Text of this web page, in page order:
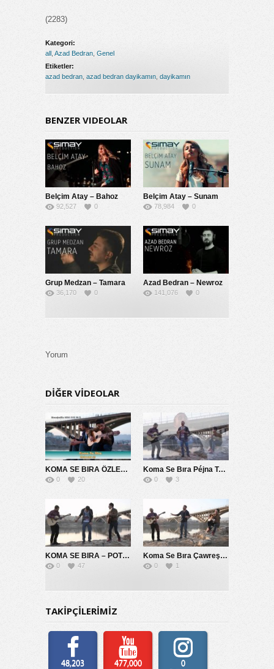
(2283)
Kategori:
all Azad Bedran Genel
Etiketler:
azad bedran azad bedran dayikamın dayikamın
BENZER VIDEOLAR
Belçim Atay – Bahoz
92,527 0
Belçim Atay – Sunam
78,984 0
Grup Medzan – Tamara
36,170 0
Azad Bedran – Newroz
141,076 0
Yorum
DIĞER VIDEOLAR
KOMA SE BIRA ÖZLEMİM SANA 2014
0 20
Koma Se Bıra Péjna Te Naye
0 3
KOMA SE BIRA – POTPORİ 2014
0 47
Koma Se Bıra Çawreşamın
0 1
TAKİPÇİLERİMİZ
48,203 477,000 0